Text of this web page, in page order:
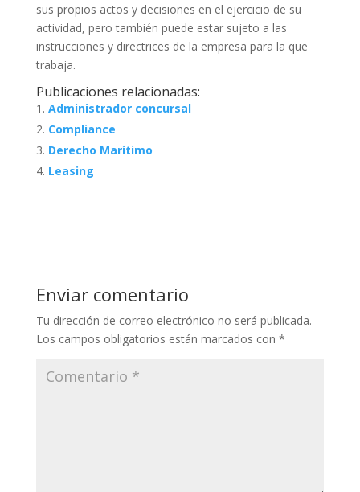
sus propios actos y decisiones en el ejercicio de su
actividad, pero también puede estar sujeto a las
instrucciones y directrices de la empresa para la que
trabaja.
Publicaciones relacionadas:
Administrador concursal
Compliance
Derecho Marítimo
Leasing
Enviar comentario
Tu dirección de correo electrónico no será publicada.
Los campos obligatorios están marcados con *